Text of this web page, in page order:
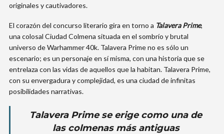
originales y cautivadores.
El corazón del concurso literario gira en torno a Talavera Prime,
una colosal Ciudad Colmena situada en el sombrío y brutal
universo de Warhammer 40k. Talavera Prime no es sólo un
escenario; es un personaje en sí misma, con una historia que se
entrelaza con las vidas de aquellos que la habitan. Talavera Prime,
con su envergadura y complejidad, es una ciudad de infinitas
posibilidades narrativas.
Talavera Prime se erige como una de
las colmenas más antiguas